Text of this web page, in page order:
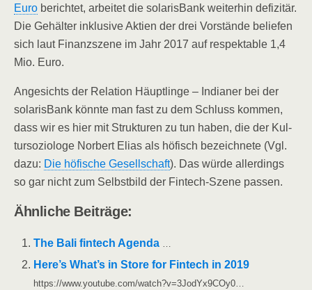
Euro berich­tet, arbei­tet die sola­ris­Bank wei­ter­hin defi­zi­tär.
Die Gehäl­ter inklu­si­ve Akti­en der drei Vor­stän­de belie­fen
sich laut Finanz­sze­ne im Jahr 2017 auf respek­ta­ble 1,4
Mio. Euro.
Ange­sichts der Rela­ti­on Häupt­lin­ge – India­ner bei der
sola­ris­Bank könn­te man fast zu dem Schluss kom­men,
dass wir es hier mit Struk­tu­ren zu tun haben, die der Kul­
tur­so­zio­lo­ge Nor­bert Eli­as als höfisch bezeich­ne­te (Vgl.
dazu: Die höfi­sche Gesell­schaft). Das wür­de aller­dings
so gar nicht zum Selbst­bild der Fin­tech-Sze­ne passen.
Ähn­li­che Beiträge:
The Bali fin­tech Agen­da …
Here’s What’s in Store for Fin­tech in 2019
https://www.youtube.com/watch?v=3JodYx9COy0…